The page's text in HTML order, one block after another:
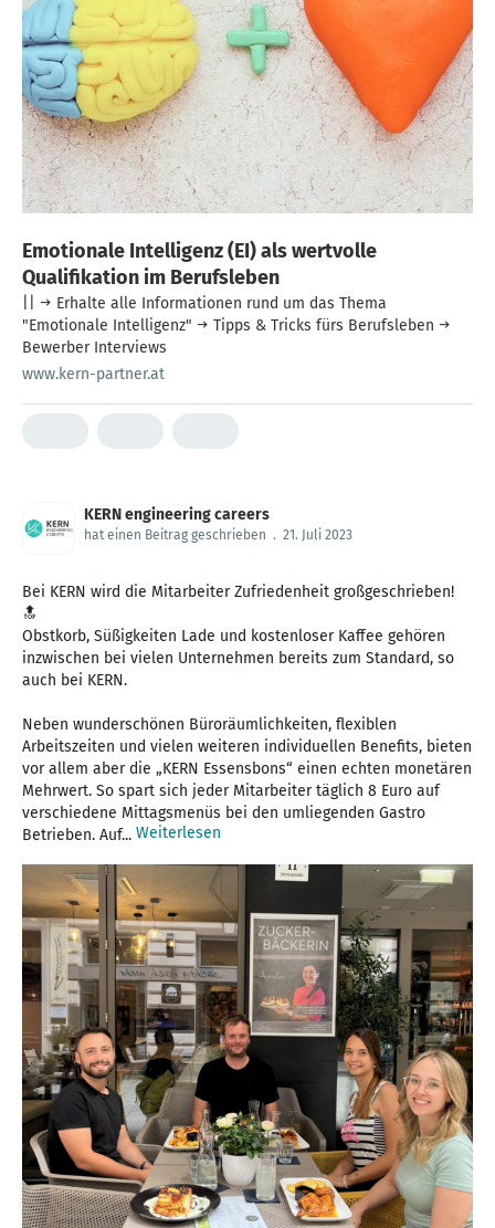
Emotionale Intelligenz (EI) als wertvolle
Qualifikation im Berufsleben
|| → Erhalte alle Informationen rund um das Thema
"Emotionale Intelligenz" → Tipps & Tricks fürs Berufsleben →
Bewerber Interviews
www.kern-partner.at
KERN engineering careers
hat einen Beitrag geschrieben . 21. Juli 2023
Bei KERN wird die Mitarbeiter Zufriedenheit großgeschrieben!
🔝
Obstkorb, Süßigkeiten Lade und kostenloser Kaffee gehören
inzwischen bei vielen Unternehmen bereits zum Standard, so
auch bei KERN.
Neben wunderschönen Büroräumlichkeiten, flexiblen
Arbeitszeiten und vielen weiteren individuellen Benefits, bieten
vor allem aber die „KERN Essensbons“ einen echten monetären
Mehrwert. So spart sich jeder Mitarbeiter täglich 8 Euro auf
verschiedene Mittagsmenüs bei den umliegenden Gastro
Betrieben. Auf... Weiterlesen